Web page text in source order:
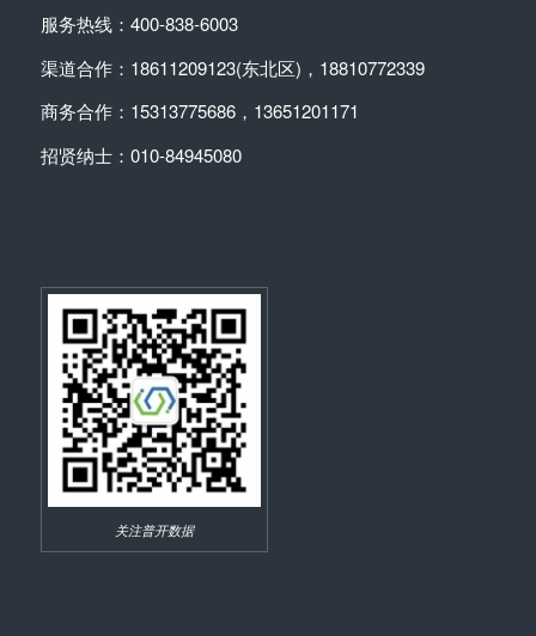
服务热线：400-838-6003
渠道合作：18611209123(东北区)，18810772339
商务合作：15313775686，13651201171
招贤纳士：010-84945080
关注普开数据